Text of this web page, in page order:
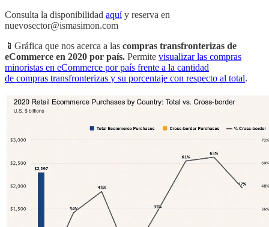
Consulta la disponibilidad aquíy reserva en
nuevosector@ismasimon.com
📱Gráfica que nos acerca a las compras transfronterizas de
eCommerce en 2020 por país. Permite visualizar las compras
minoristas en eCommerce por país frente a la cantidad
de compras transfronterizas y su porcentaje con respecto al total.